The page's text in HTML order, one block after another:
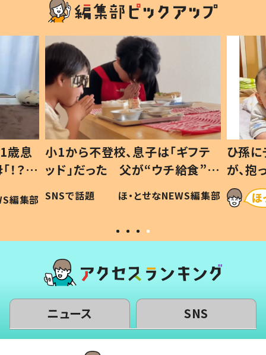
歳息
？」
編集部
小1から不登校、息子は「ギフテ
ッド」だった 父が“ウチ給食”を
作り続ける理由とは #令和の親
#令和の子
SNSで話題 ほ・とせなNEWS編集部
ひ孫
が、
「涙が
い」
ニュース SNS